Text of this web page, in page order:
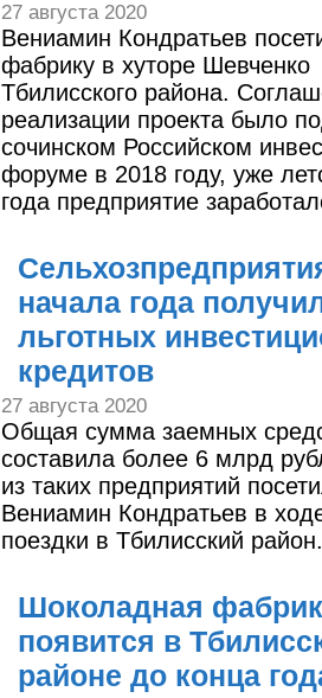
27 августа 2020
Вениамин Кондратьев
фабрику в хуторе Шевченко
Тбилисского района.
реализации проекта было
сочинском Российском
форуме в 2018 году, уже
года предприятие
начала года
льготных
кредитов
27 августа 2020
Общая сумма заемных
составила более 6 млрд
из таких предприятий
Вениамин Кондратьев в
поездки в Тбилисский район.
Шоколадная
появится в
районе до конца